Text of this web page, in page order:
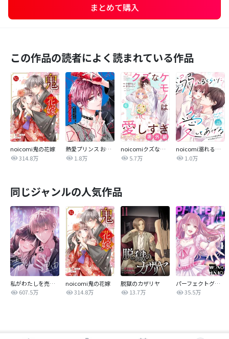
まとめて購入
この作品の読者によく読まれている作品
noicomi鬼の花嫁
314.8万
熱愛プリンス お兄ちゃんはキミが好き
1.8万
noicomiクズなケモノは愛しすぎ
5.7万
noicomi溺れるくらいに、愛してあげる～イジワルな未紘先輩は今日も番を甘やかす～
1.0万
同じジャンルの人気作品
私がわたしを売る理由
607.5万
noicomi鬼の花嫁
314.8万
脱獄のカザリヤ
13.7万
パーフェクトグリッター
35.5万